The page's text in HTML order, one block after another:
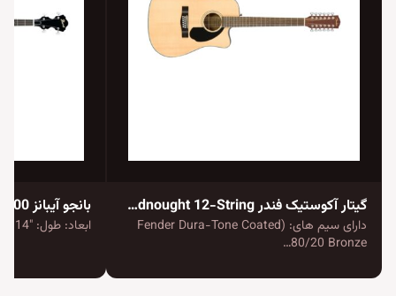
گیتار آکوستیک فندر CD-60SCE Dreadnought 12-String
دارای سیم های: (Fender Dura-Tone Coated
80/20 Bronze…
بانجو آیبانز B200
ابعاد: طول: "14 | عرض: "14 | عمق:…